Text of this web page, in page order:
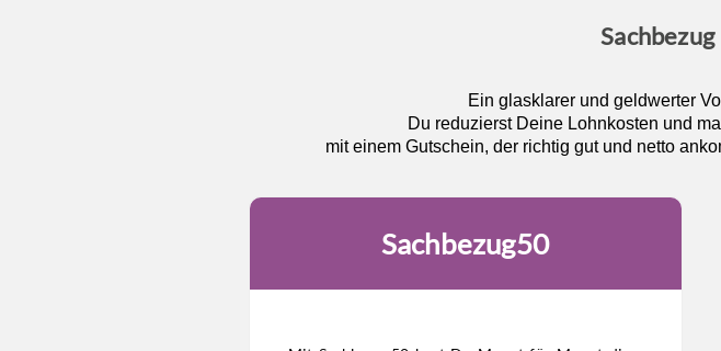
Ein glasklarer und geldwerter
Du reduzierst Deine Lohnkosten und
mit einem Gutschein, der richtig gut und netto
Sachbezug50